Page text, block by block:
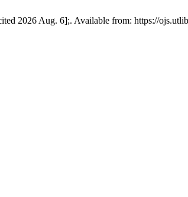
2026 Aug. 6];. Available from: https://